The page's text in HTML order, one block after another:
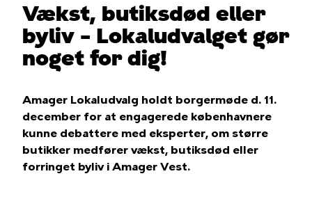
Vækst, butiksdød eller
byliv – Lokaludvalget gør
noget for dig!
Amager Lokaludvalg holdt borgermøde d. 11.
december for at engagerede københavnere
kunne debattere med eksperter, om større
butikker medfører vækst, butiksdød eller
forringet byliv i Amager Vest.